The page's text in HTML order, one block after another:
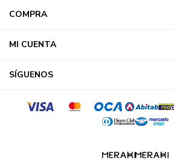
COMPRA
MI CUENTA
SÍGUENOS